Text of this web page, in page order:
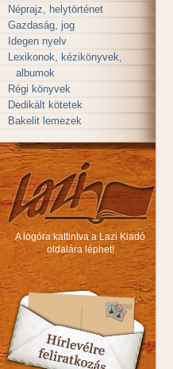
Néprajz, helytörténet
Gazdaság, jog
Idegen nyelv
Lexikonok, kézikönyvek,
albumok
Régi könyvek
Dedikált kötetek
Bakelit lemezek
A logóra kattintva a Lazi Kiadó
oldalára léphet!